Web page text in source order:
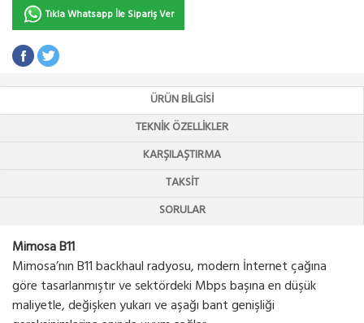
Tıkla Whatsapp İle Sipariş Ver
ÜRÜN BILGISI
TEKNIK ÖZELLIKLER
KARŞILAŞTIRMA
TAKSIT
SORULAR
Mimosa B11
Mimosa’nın B11 backhaul radyosu, modern İnternet çağına
göre tasarlanmıştır ve sektördeki Mbps başına en düşük
maliyetle, değişken yukarı ve aşağı bant genişliği